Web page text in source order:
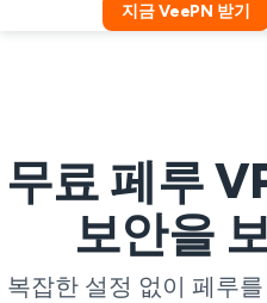
지금 VeePN 받기
무료 페루
보안을
복잡한 설정 없이 페루